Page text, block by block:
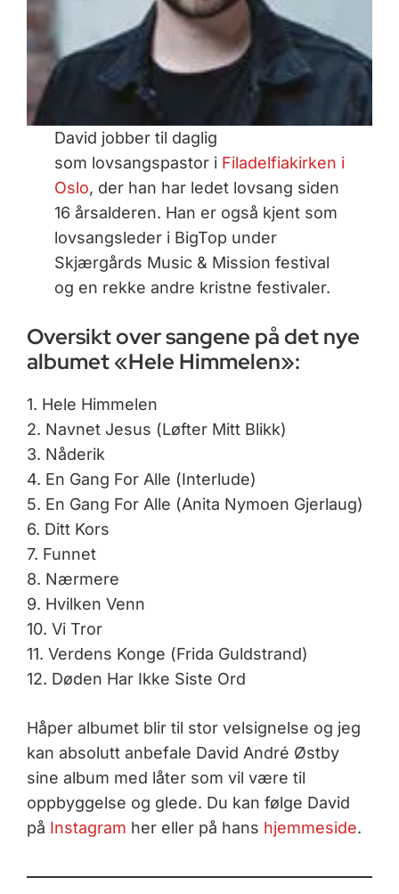
David jobber til daglig
som lovsangspastor i Filadelfiakirken i
Oslo, der han har ledet lovsang siden
16 årsalderen. Han er også kjent som
lovsangsleder i BigTop under
Skjærgårds Music & Mission festival
og en rekke andre kristne festivaler.
Oversikt over sangene på det nye
albumet «Hele Himmelen»:
1. Hele Himmelen
2. Navnet Jesus (Løfter Mitt Blikk)
3. Nåderik
4. En Gang For Alle (Interlude)
5. En Gang For Alle (Anita Nymoen Gjerlaug)
6. Ditt Kors
7. Funnet
8. Nærmere
9. Hvilken Venn
10. Vi Tror
11. Verdens Konge (Frida Guldstrand)
12. Døden Har Ikke Siste Ord
Håper albumet blir til stor velsignelse og jeg
kan absolutt anbefale David André Østby
sine album med låter som vil være til
oppbyggelse og glede. Du kan følge David
på Instagram her eller på hans hjemmeside.